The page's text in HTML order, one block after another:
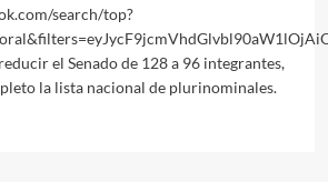
search/top?
el Senado de 128 a 96 integrantes,
la lista nacional de plurinominales.